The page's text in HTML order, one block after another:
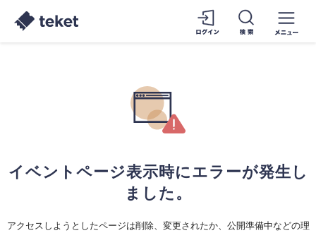
イベントページ表示時にエラーが発生し
ました。
アクセスしようとしたページは削除、変更されたか、公開準備中などの理